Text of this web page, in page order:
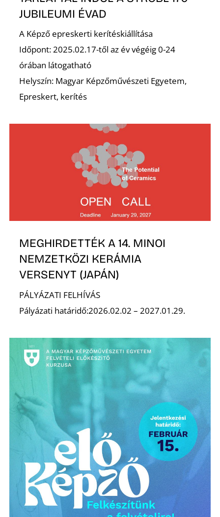
JUBILEUMI ÉVAD
A Képző epreskerti kerítéskiállítása
Időpont: 2025.02.17-től az év végéig 0-24
órában látogatható
Helyszín: Magyar Képzőművészeti Egyetem,
Epreskert, kerítés
MEGHIRDETTÉK A 14. MINOI
NEMZETKÖZI KERÁMIA
VERSENYT (JAPÁN)
PÁLYÁZATI FELHÍVÁS
Pályázati határidő:2026.02.02 – 2027.01.29.